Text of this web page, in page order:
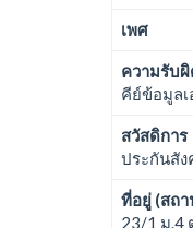
เพศ
ความรับ
คีย์ข้อมูล
สวัสดิการ
ประกันสั
ที่อยู่ (สถ
23/1 ม.4